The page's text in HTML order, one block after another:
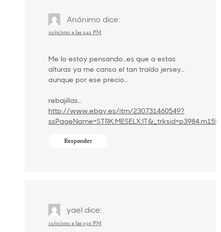
Anónimo dice:
22/01/2012 a las 1:42 PM
Me lo estoy pensando…es que a estas
alturas ya me cansa el tan traído jersey…
aunque por ese precio…
rebajillas…
http://www.ebay.es/itm/230731460549?
Responder
yael dice:
22/01/2012 a las 1:50 PM